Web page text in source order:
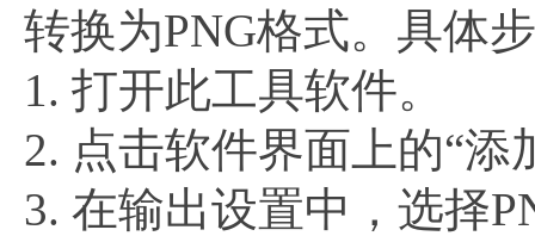
转换为PNG格式。具体
1. 打开此工具软件。
2. 点击软件界面上的“
3. 在输出设置中，选择